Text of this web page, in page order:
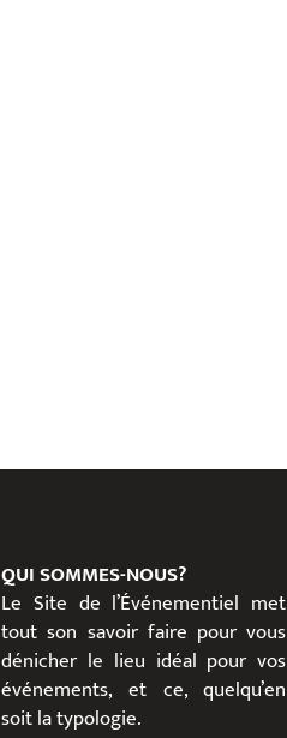
QUI SOMMES-NOUS?
Le Site de l’Événementiel met
tout son savoir faire pour vous
dénicher le lieu idéal pour vos
événements, et ce, quelqu’en
soit la typologie.